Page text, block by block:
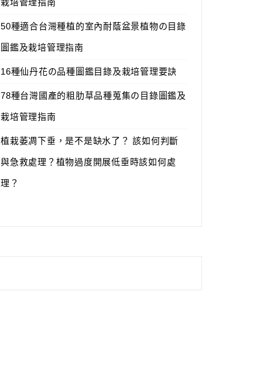
栽培管理指南
50種適合台灣種植的室內耐蔭盆景植物の目錄
圖鑑及栽培管理指南
16種仙丹花の品種圖鑑目錄及栽培管理要訣
78種台灣國產的粗肋草品種蒐集の目錄圖鑑及
栽培管理指南
植栽萎凋下垂，是不是缺水了？ 該如何判斷
與急救處理？植物過度開展低垂時該如何處
理？